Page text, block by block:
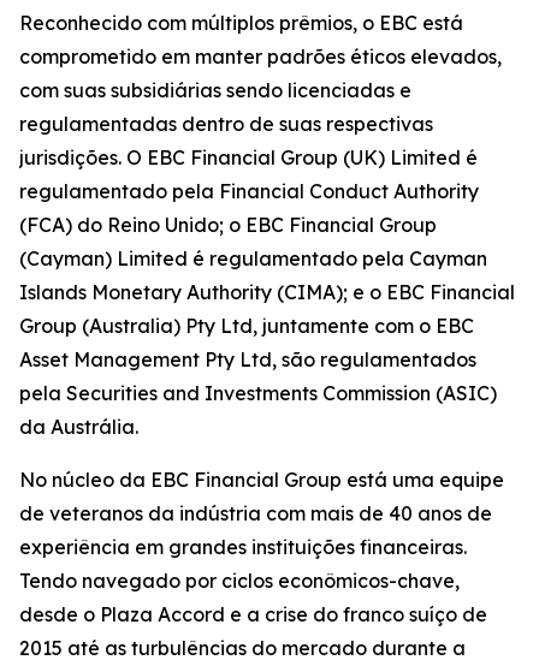
Reconhecido com múltiplos prêmios, o EBC está
comprometido em manter padrões éticos elevados,
com suas subsidiárias sendo licenciadas e
regulamentadas dentro de suas respectivas
jurisdições. O EBC Financial Group (UK) Limited é
regulamentado pela Financial Conduct Authority
(FCA) do Reino Unido; o EBC Financial Group
(Cayman) Limited é regulamentado pela Cayman
Islands Monetary Authority (CIMA); e o EBC Financial
Group (Australia) Pty Ltd, juntamente com o EBC
Asset Management Pty Ltd, são regulamentados
pela Securities and Investments Commission (ASIC)
da Austrália.
No núcleo da EBC Financial Group está uma equipe
de veteranos da indústria com mais de 40 anos de
experiência em grandes instituições financeiras.
Tendo navegado por ciclos econômicos-chave,
desde o Plaza Accord e a crise do franco suíço de
2015 até as turbulências do mercado durante a